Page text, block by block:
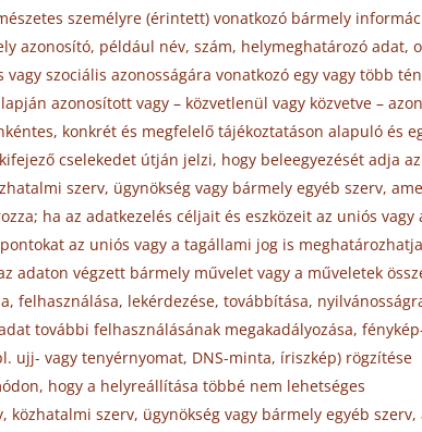
személyre (érintett) vonatkozó bármely
azonosító, például név, szám, helymeghatározó adat,
szociális azonosságára vonatkozó egy vagy több
azonosított vagy – közvetlenül vagy közvetve –
konkrét és megfelelő tájékoztatáson alapuló és
cselekedet útján jelzi, hogy beleegyezését adja
szerv, ügynökség vagy bármely egyéb szerv,
ha az adatkezelés céljait és eszközeit az uniós
az uniós vagy a tagállami jog is
adaton végzett bármely művelet vagy a műveletek
felhasználása, lekérdezése, továbbítása,
további felhasználásának megakadályozása,
ujj- vagy tenyérnyomat, DNS-minta, íriszkép) rögzítése
hogy a helyreállítása többé nem lehetséges
szerv, ügynökség vagy bármely egyéb